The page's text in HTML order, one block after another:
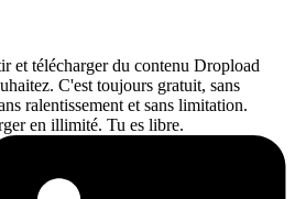
et télécharger du contenu Dropload
C'est toujours gratuit, sans
ralentissement et sans limitation.
en illimité. Tu es libre.